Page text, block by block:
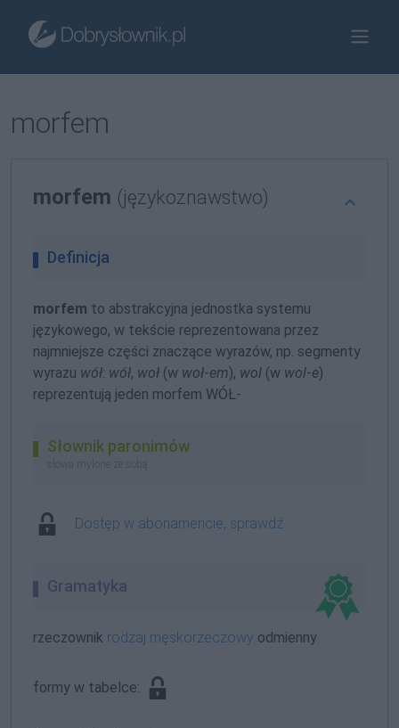
morfem
morfem (językoznawstwo)
Definicja
morfem to abstrakcyjna jednostka systemu
językowego, w tekście reprezentowana przez
najmniejsze części znaczące wyrazów, np. segmenty
wyrazu wół: wół, woł (w woł-em), wol (w wol-e)
reprezentują jeden morfem WÓŁ-
Słownik paronimów
słowa mylone ze sobą
Dostęp w abonamencie, sprawdź
Gramatyka
rzeczownik rodzaj męskorzeczowy odmienny
formy w tabelce: